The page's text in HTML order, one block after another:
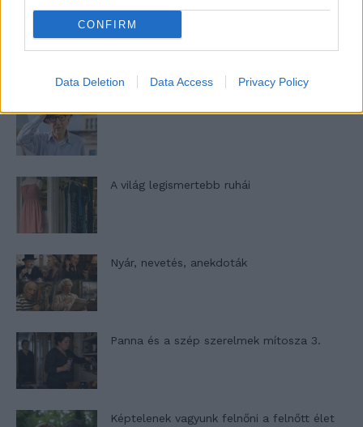
CONFIRM
Data Deletion Data Access Privacy Policy
Elyna Robbs: Adéle és az örökölt árnyak
A világ legismertebb ruhái
Nyár, nevetés, anekdoták
Panna és a szép szerelmek mítosza 3.
Képtelenek vagyunk felnőni a felnőtt élet